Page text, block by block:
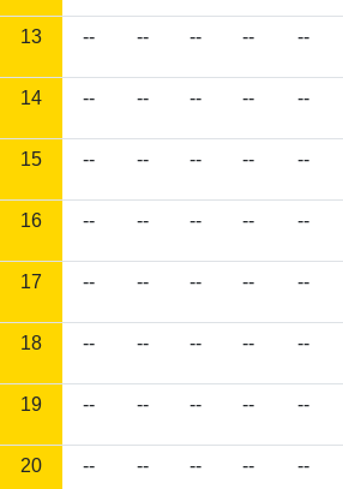
13 -- -- -- -- --
14 -- -- -- -- --
15 -- -- -- -- --
16 -- -- -- -- --
17 -- -- -- -- --
18 -- -- -- -- --
19 -- -- -- -- --
20 -- -- -- -- --